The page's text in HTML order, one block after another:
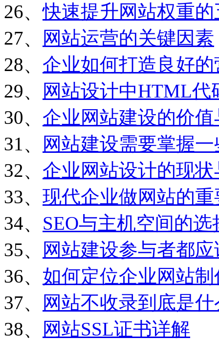
26、快速提升网站权重
27、
网站运营的关键因素
28、 企业如何打造良好
29、
网站设计中HTML代
30、 企业网站建设的价
31、
网站建设需要掌握
32、 企业网站设计的现
33、 现代企业做网站的重
34、 SEO与主机空间的选
35、
网站建设参与者都
36、 如何定位企业网站
37、
网站不收录到底是
38、
网站SSL证书详解